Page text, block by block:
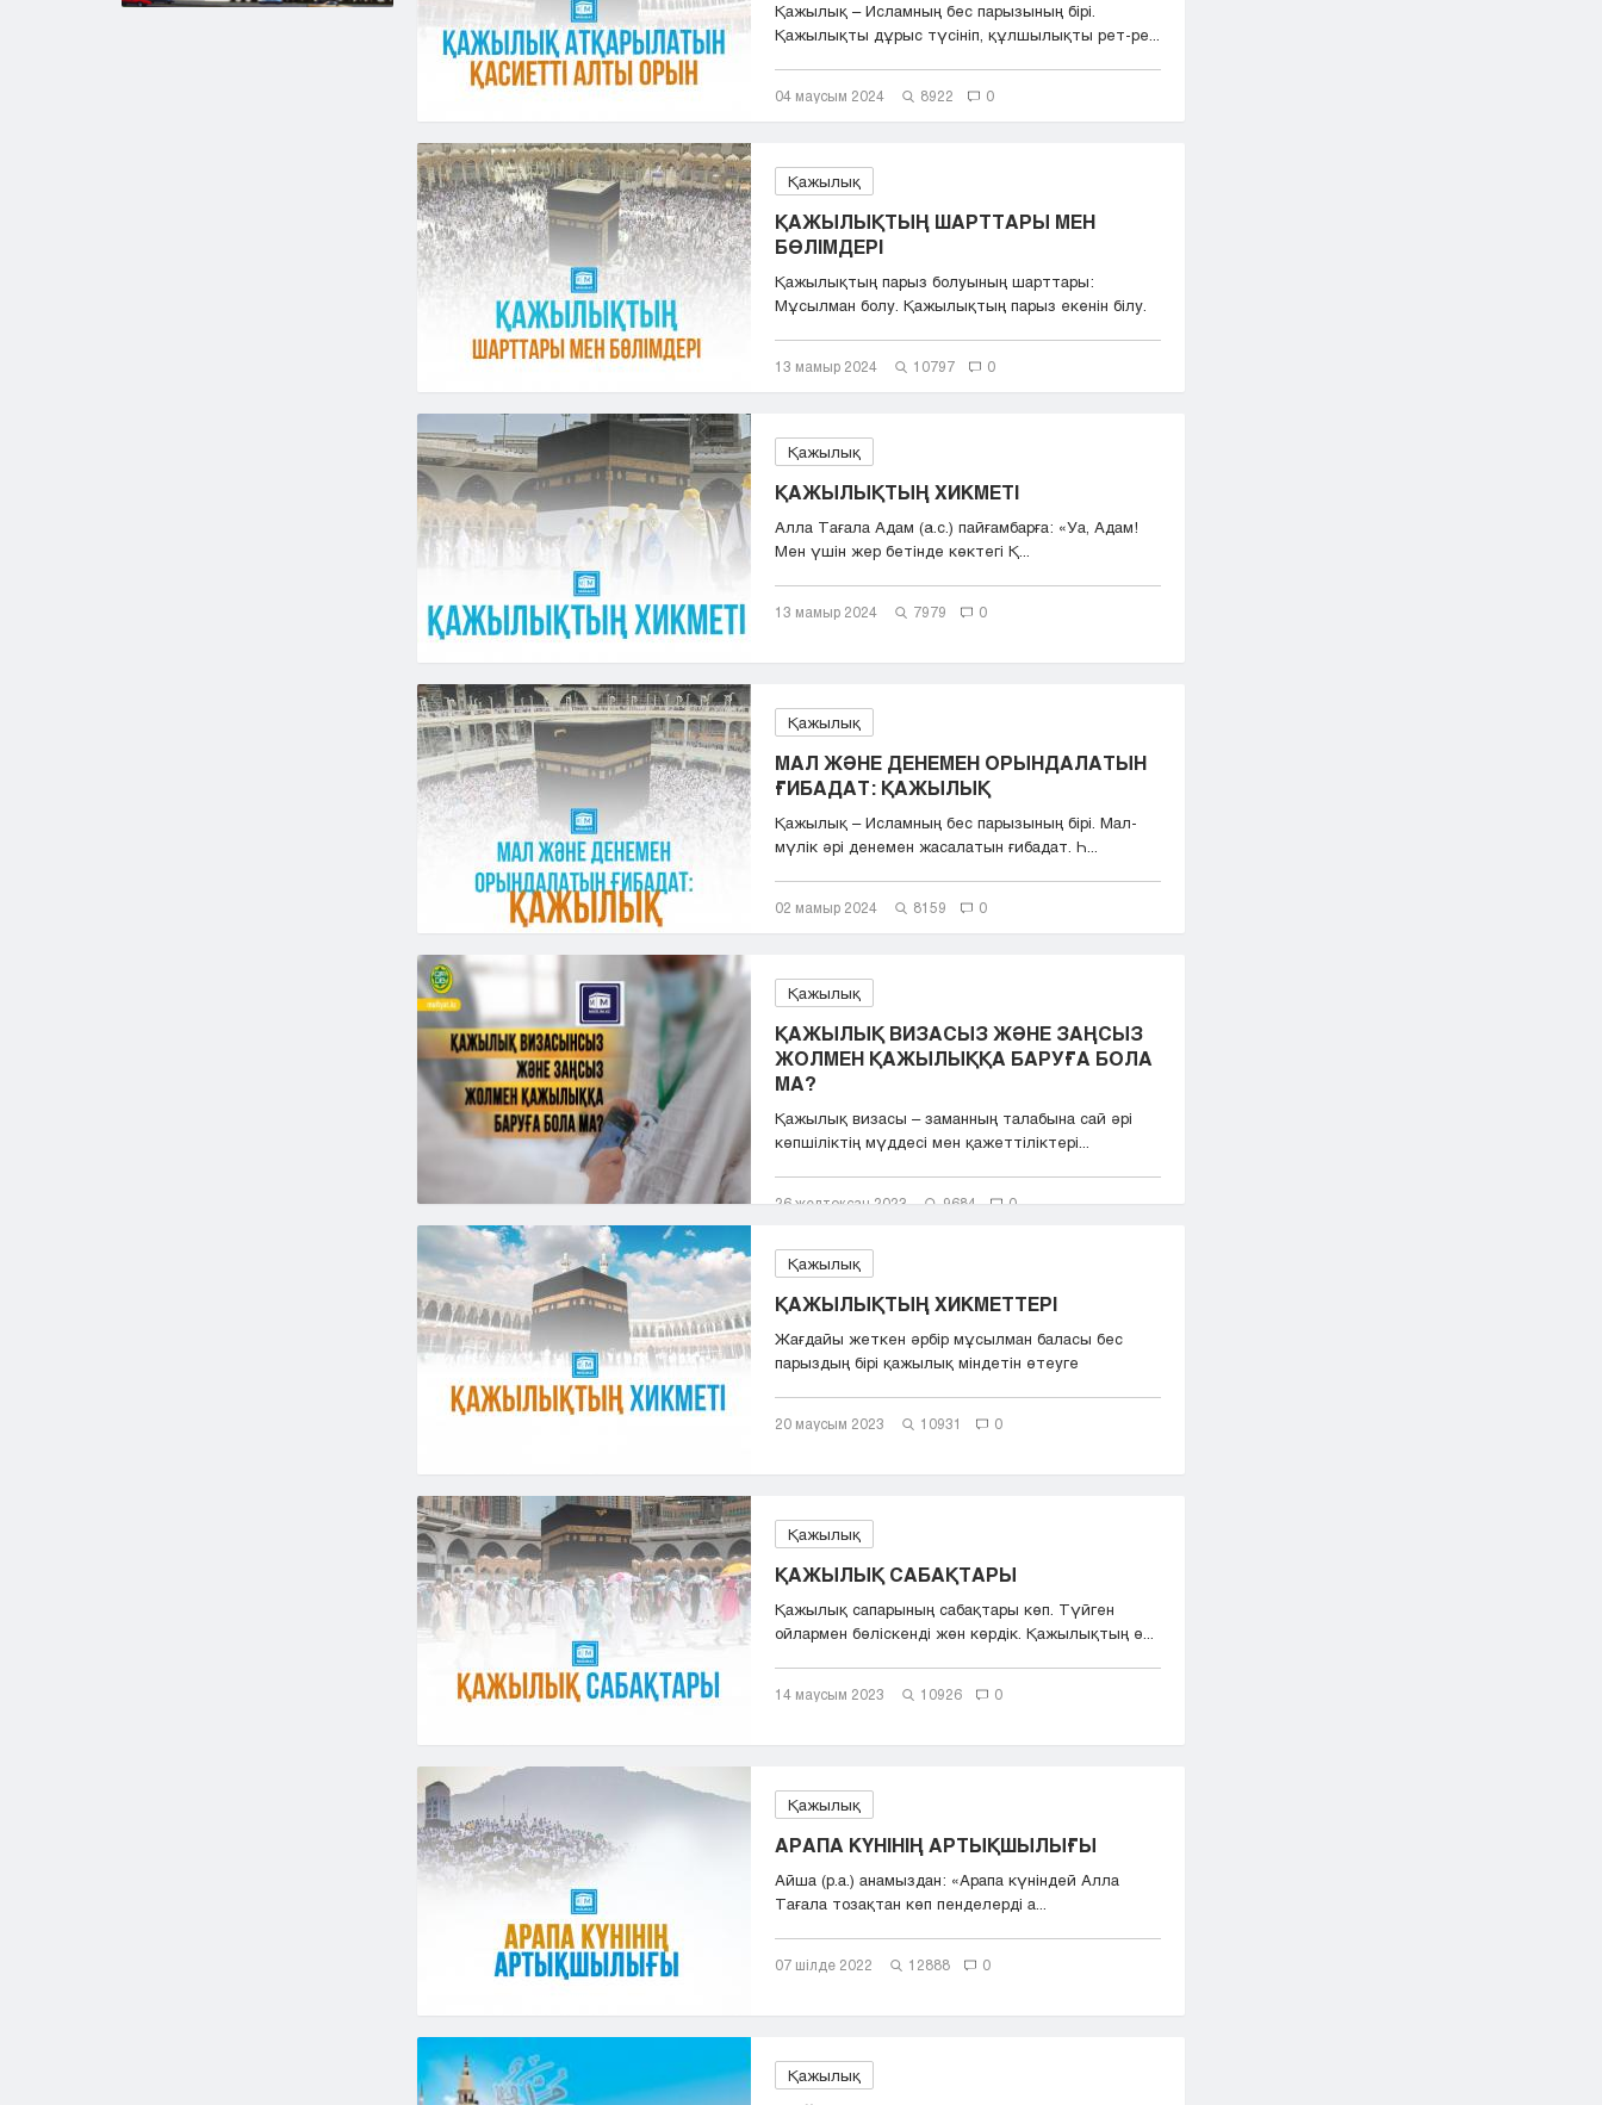
Қажылық – Исламның бес парызының бірі.
Қажылықты дұрыс түсініп, құлшылықты рет-ре...
04 маусым 2024 8922 0
Қажылық
ҚАЖЫЛЫҚТЫҢ ШАРТТАРЫ МЕН
БӨЛІМДЕРІ
Қажылықтың парыз болуының шарттары:
Мұсылман болу. Қажылықтың парыз екенін білу.
13 мамыр 2024 10797 0
Қажылық
ҚАЖЫЛЫҚТЫҢ ХИКМЕТІ
Aлла Tағала Адам (a.с.) пайғамбарға: «Уа, Адам!
Мен үшін жер бетінде көктегі Қ...
13 мамыр 2024 7979 0
Қажылық
МАЛ ЖӘНЕ ДЕНЕМЕН ОРЫНДАЛАТЫН
ҒИБАДАТ: ҚАЖЫЛЫҚ
Қажылық – Исламның бес парызының бірі. Мал-
мүлік әрі денемен жасалатын ғибадат. Һ...
02 мамыр 2024 8159 0
Қажылық
ҚАЖЫЛЫҚ ВИЗАСЫЗ ЖӘНЕ ЗАҢСЫЗ
ЖОЛМЕН ҚАЖЫЛЫҚҚА БАРУҒА БОЛА
МА?
Қажылық визасы – заманның талабына сай әрі
көпшіліктің мүддесі мен қажеттіліктері...
26 желтоқсан 2023 9684 0
Қажылық
ҚАЖЫЛЫҚТЫҢ ХИКМЕТТЕРІ
Жағдайы жеткен әрбір мұсылман баласы бес
парыздың бірі қажылық міндетін өтеуге
20 маусым 2023 10931 0
Қажылық
ҚАЖЫЛЫҚ САБАҚТАРЫ
Қажылық сапарының сабақтары көп. Түйген
ойлармен бөліскенді жөн көрдік. Қажылықтың ө...
14 маусым 2023 10926 0
Қажылық
АРАПА КҮНІНІҢ АРТЫҚШЫЛЫҒЫ
Айша (р.а.) анамыздан: «Арапа күніндей Алла
Тағала тозақтан көп пенделерді а...
07 шілде 2022 12888 0
Қажылық